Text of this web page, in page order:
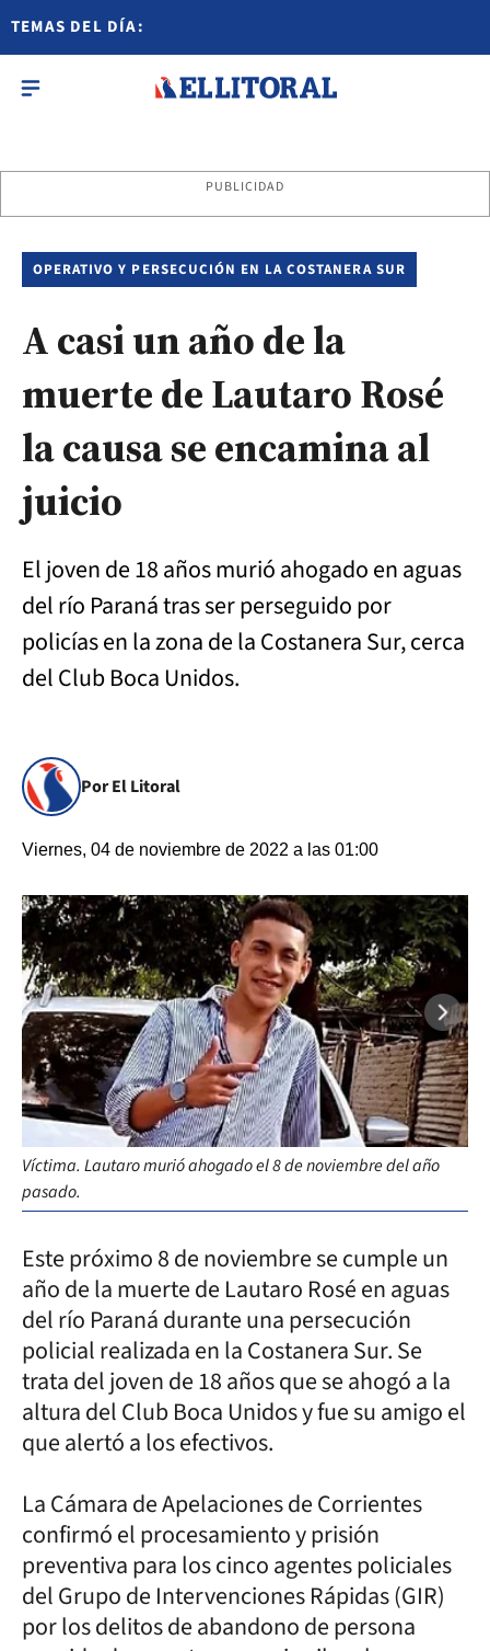
TEMAS DEL DÍA:
PUBLICIDAD
OPERATIVO Y PERSECUCIÓN EN LA COSTANERA SUR
A casi un año de la
muerte de Lautaro Rosé
la causa se encamina al
juicio
El joven de 18 años murió ahogado en aguas
del río Paraná tras ser perseguido por
policías en la zona de la Costanera Sur, cerca
del Club Boca Unidos.
Por El Litoral
Viernes, 04 de noviembre de 2022 a las 01:00
Víctima. Lautaro murió ahogado el 8 de noviembre del año
pasado.
Este próximo 8 de noviembre se cumple un
año de la muerte de Lautaro Rosé en aguas
del río Paraná durante una persecución
policial realizada en la Costanera Sur. Se
trata del joven de 18 años que se ahogó a la
altura del Club Boca Unidos y fue su amigo el
que alertó a los efectivos.
La Cámara de Apelaciones de Corrientes
confirmó el procesamiento y prisión
preventiva para los cinco agentes policiales
del Grupo de Intervenciones Rápidas (GIR)
por los delitos de abandono de persona